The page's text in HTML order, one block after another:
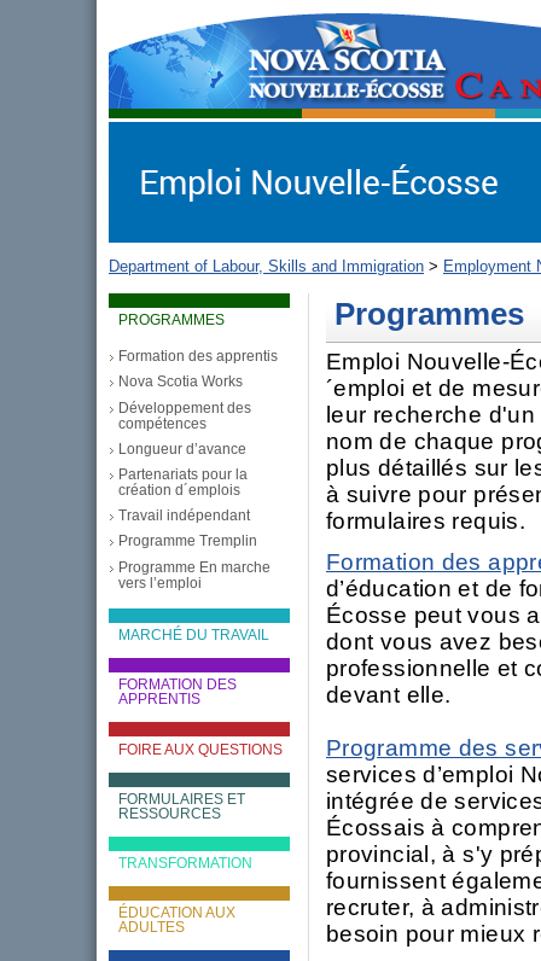
gov.ns.ca
Nova Scotia, Canada
Department of Labour, Skills and Immigration > Employment
PROGRAMMES
Formation des apprentis
Nova Scotia Works
Développement des
compétences
Longueur d’avance
Partenariats pour la
création d´emplois
Travail indépendant
Programme Tremplin
Programme En marche
vers l’emploi
MARCHÉ DU TRAVAIL
FORMATION DES
APPRENTIS
FOIRE AUX QUESTIONS
FORMULAIRES ET
RESSOURCES
TRANSFORMATION
ÉDUCATION AUX
ADULTES
Programmes
Emploi Nouvelle-
´emploi et de
leur recherche
nom de chaque
plus détaillés sur
à suivre pour
formulaires requis.
Formation des
d’éducation et de
Écosse peut vous
dont vous avez
professionnelle et
devant elle.
Programme des
services d’emploi
intégrée de
Écossais à
provincial, à s'y
fournissent
recruter, à
besoin pour mieux